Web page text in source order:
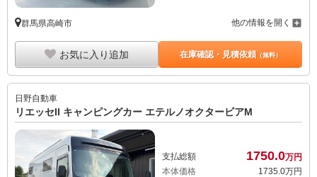
群馬県高崎市 他の情報を開く
お気に入り追加 在庫確認・見積依頼（無料）
日野自動車
リエッセII キャンピングカー エテルノオクタービアM
支払総額 1750.0万円
本体価格
1735. 0万円